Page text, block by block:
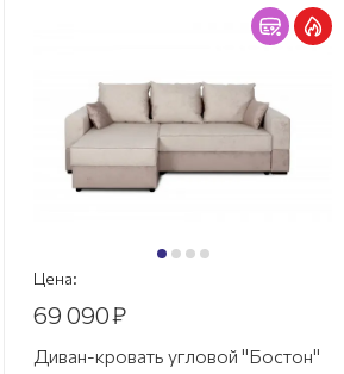
61 390
Диван-кровать "Анталия 2"